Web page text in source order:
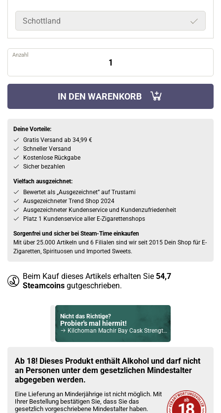
Schottland
Anzahl
IN DEN WARENKORB
Deine Vorteile:
Gratis Versand ab 34,99 €
Schneller Versand
Kostenlose Rückgabe
Sicher bezahlen
Vielfach ausgzeichnet:
Bewertet als „Ausgezeichnet” auf Trustami
Ausgezeichneter Trend Shop 2024
Ausgezeichneter Kundenservice und Kundenzufriedenheit
Platz 1 Kundenservice aller E-Zigarettenshops
Sorgenfrei und sicher bei Steam-Time einkaufen
Mit über 25.000 Artikeln und 6 Filialen sind wir seit 2015 Dein Shop für E-
Zigaretten, Spirituosen und Imported Sweets.
Beim Kauf dieses Artikels erhalten Sie 54,7
Steamcoins gutgeschrieben.
Nicht das Richtige?
Probier's mal hiermit!
Kilchoman Machir Bay Cask Strength Islay Single Malt Scotch Whisky 58,3% Vol. 700ml
Check das mal!
The Glenrothes Speyside Single Malt Scotch Whisky - Maker´s Cut 48,8% Vol. 700ml
Du willst Kröten sparen?
Schau mal hier!
Teslacigs Q 2,0ml 900mAh Pod System Kit Midnight Black
Ab 18! Dieses Produkt enthält Alkohol und darf nicht
an Personen unter dem gesetzlichen Mindestalter
abgegeben werden.
Eine Lieferung an Minderjährige ist nicht möglich. Mit
Ihrer Bestellung bestätigen Sie, dass Sie das
gesetzlich vorgeschriebene Mindestalter haben.